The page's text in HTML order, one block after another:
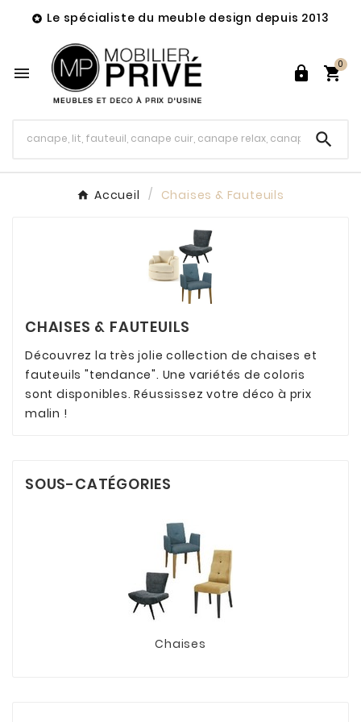
 Le spécialiste du meuble design depuis 2013
  
0

Accueil Chaises & Fauteuils
CHAISES & FAUTEUILS
Découvrez la très jolie collection de chaises et
fauteuils "tendance". Une variétés de coloris
sont disponibles. Réussissez votre déco à prix
malin !
SOUS-CATÉGORIES
Chaises